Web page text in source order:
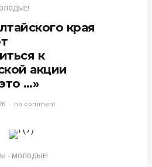
края
к
акции
…»
no comment
- МОЛОДЫЕ!